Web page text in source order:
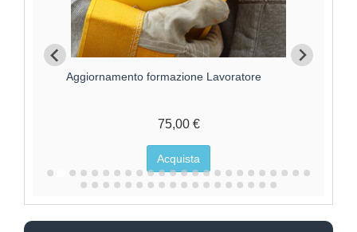
Aggiornamento formazione Lavoratore
75,00 €
Acquista